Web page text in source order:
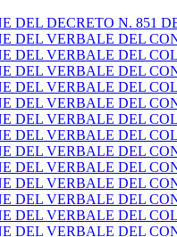
DECRETO N. 851
VERBALE DEL
VERBALE DEL
VERBALE DEL
VERBALE DEL
VERBALE DEL
VERBALE DEL
VERBALE DEL
VERBALE DEL
VERBALE DEL
VERBALE DEL
VERBALE DEL
VERBALE DEL
VERBALE DEL